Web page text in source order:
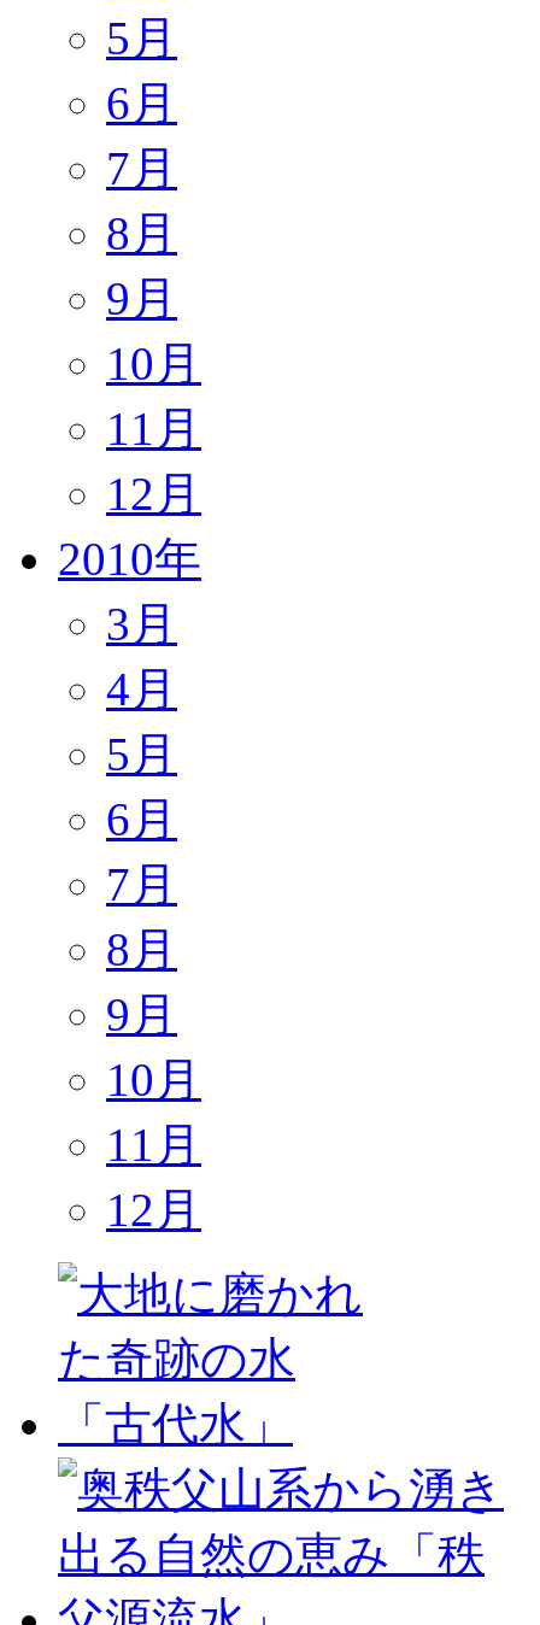
5月
6月
7月
8月
9月
10月
11月
12月
2010年
3月
4月
5月
6月
7月
8月
9月
10月
11月
12月